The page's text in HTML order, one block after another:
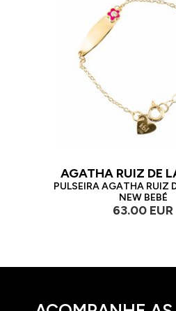
AGATHA RUIZ DE
PULSEIRA AGATHA RUIZ
NEW BEBÉ
63.00 EUR